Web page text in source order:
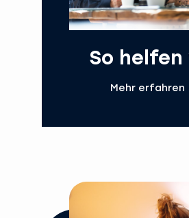
So helfen
Mehr erfahren